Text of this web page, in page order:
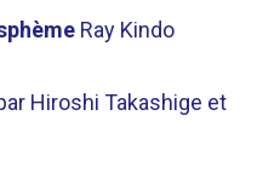
Ray Kindo
Hiroshi Takashige et